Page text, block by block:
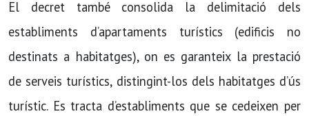
El decret també consolida la delimitació dels
establiments d’apartaments turístics (edificis no
destinats a habitatges), on es garanteix la prestació
de serveis turístics, distingint-los dels habitatges d’ús
turístic. Es tracta d’establiments que se cedeixen per